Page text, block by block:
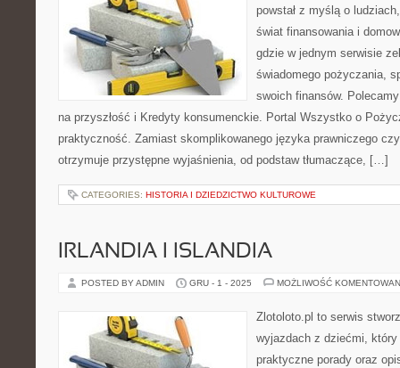
powstał z myślą o
świat finansowania i
gdzie w jednym serwisie
świadomego pożyczania,
swoich finansów.
na przyszłość i Kredyty konsumenckie. Portal Wszystko o
praktyczność. Zamiast skomplikowanego języka prawniczego
otrzymuje przystępne wyjaśnienia, od podstaw tłumaczące, […]
CATEGORIES: HISTORIA I DZIEDZICTWO KULTUROWE
IRLANDIA I ISLANDIA
POSTED BY ADMIN GRU - 1 - 2025 MOŻLIWOŚĆ
Zlotoloto.pl to serwis
wyjazdach z dziećmi, który
praktyczne porady oraz